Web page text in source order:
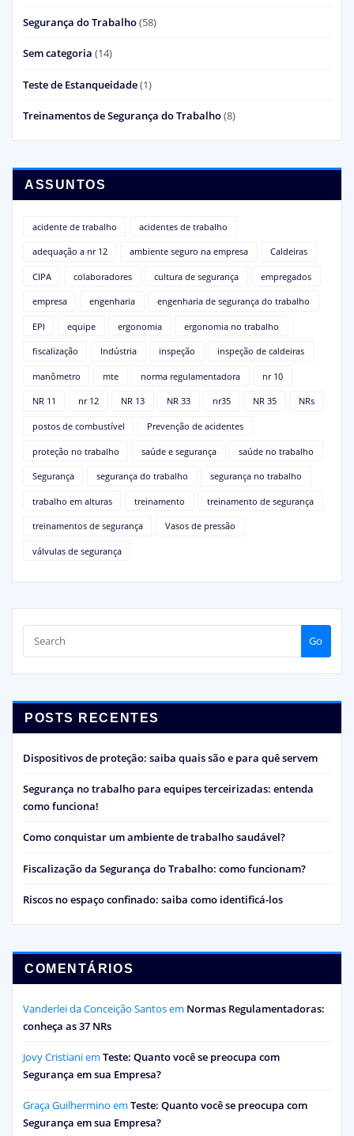
Segurança do Trabalho(58)
Sem categoria (14)
Teste de Estanqueidade(1)
Treinamentos de Segurança do Trabalho(8)
ASSUNTOS
acidente de trabalho acidentes de trabalho
adequação a nr 12 ambiente seguro na empresa Caldeiras
CIPA colaboradores cultura de segurança empregados
empresa engenharia engenharia de segurança do trabalho
EPI equipe ergonomia ergonomia no trabalho
fiscalização Indústria inspeção inspeção de caldeiras
manômetro mte norma regulamentadora nr 10
NR 11 nr 12 NR 13 NR 33 nr35 NR 35 NRs
postos de combustível Prevenção de acidentes
proteção no trabalho saúde e segurança saúde no trabalho
Segurança segurança do trabalho segurança no trabalho
trabalho em alturas treinamento treinamento de segurança
treinamentos de segurança Vasos de pressão
válvulas de segurança
Go
POSTS RECENTES
Dispositivos de proteção: saiba quais são e para quê servem
Segurança no trabalho para equipes terceirizadas: entenda
como funciona!
Como conquistar um ambiente de trabalho saudável?
Fiscalização da Segurança do Trabalho: como funcionam?
Riscos no espaço confinado: saiba como identificá-los
COMENTÁRIOS
Vanderlei da Conceição Santosem Normas Regulamentadoras:
conheça as 37 NRs
Jovy Cristianiem Teste: Quanto você se preocupa com
Segurança em sua Empresa?
Graça Guilhermino em Teste: Quanto você se preocupa com
Segurança em sua Empresa?